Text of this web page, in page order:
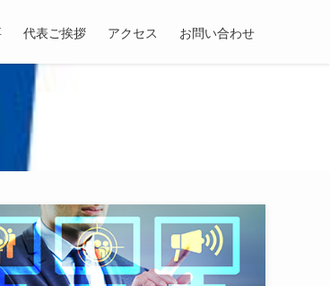
代表ご挨拶 アクセス お問い合わせ